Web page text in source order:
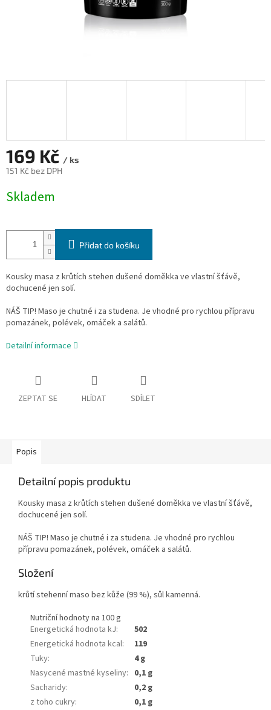
169 Kč / ks
151 Kč bez DPH
cena:
Skladem
Přidat do košíku
Kousky masa z krůtích stehen dušené doměkka ve vlastní šťávě,
dochucené jen solí.
NÁŠ TIP! Maso je chutné i za studena. Je vhodné pro rychlou přípravu
pomazánek, polévek, omáček a salátů.
Detailní informace
ZEPTAT SE HLÍDAT SDÍLET
Popis
Detailní popis produktu
Kousky masa z krůtích stehen dušené doměkka ve vlastní šťávě,
dochucené jen solí.
NÁŠ TIP! Maso je chutné i za studena. Je vhodné pro rychlou
přípravu pomazánek, polévek, omáček a salátů.
Složení
krůtí stehenní maso bez kůže (99 %), sůl kamenná.
Nutriční hodnoty na 100 g
Energetická hodnota kJ:
502
Energetická hodnota kcal:
119
Tuky:
4 g
Nasycené mastné kyseliny: 0,1 g
Sacharidy:
0,2 g
z toho cukry:
0,1 g